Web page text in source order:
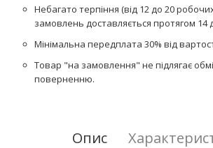
Небагато терпіння (від 12 до 20
замовлень доставляється протягом 14
Мінімальна передплата 30% від
Товар "на замовлення" не підлягає
поверненню.
Опис